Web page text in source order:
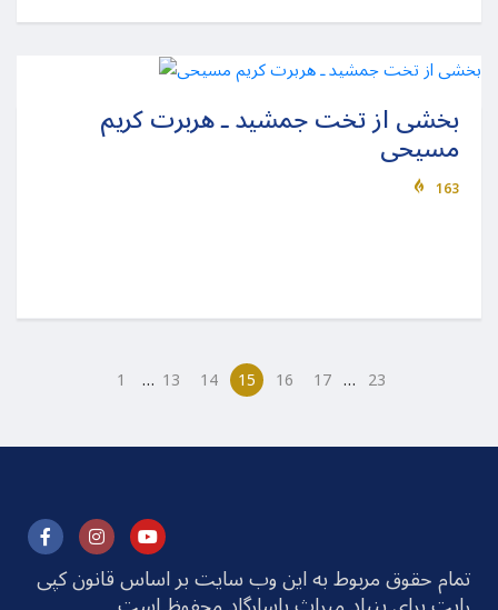
بخشی از تخت جمشید ـ هربرت کریم
مسیحی
163
1 … 13 14 15 16 17 … 23
تمام حقوق مربوط به این وب سایت بر اساس قانون کپی